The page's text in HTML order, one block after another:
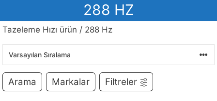
288 HZ
Tazeleme Hızı ürün / 288 Hz
Arama Markalar Filtreler